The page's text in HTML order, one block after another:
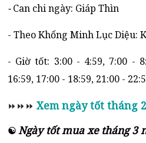
-Can chi ngày: Giáp Thìn
- Theo Khổng Minh Lục Diệu:
- Giờ tốt: 3:00 - 4:59, 7:00 -
16:59, 17:00 - 18:59, 21:00 -
⏩⏩⏩ Xem ngày tốt tháng
☯ Ngày tốt mua xe tháng 3